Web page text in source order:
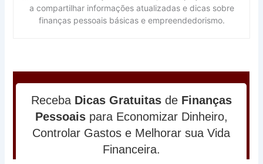
a compartilhar informações atualizadas e dicas sobre
finanças pessoais básicas e empreendedorismo.